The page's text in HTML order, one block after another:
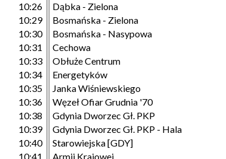
10:26
10:29
10:30
10:31
10:33
10:34
10:35
10:36
10:38
10:39
10:40
10:41
Dąbka - Zielona
Bosmańska - Zielona
Bosmańska - Nasypowa
Cechowa
Obłuże Centrum
Energetyków
Janka Wiśniewskiego
Węzeł Ofiar Grudnia '70
Gdynia Dworzec Gł. PKP
Gdynia Dworzec Gł. PKP - Hala
Starowiejska [GDY]
Armii Krajowej